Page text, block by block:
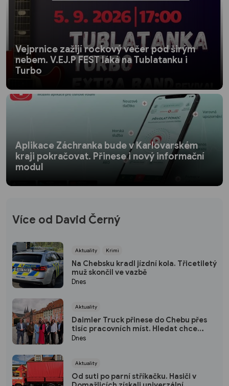
Vejprnice zažijí rockový večer pod širým
nebem. V.EJ.P FEST láká na Tublatanku i
Turbo
Aplikace Záchranka bude v Karlovarském
kraji pokračovat. Přinese i nový informační
modul
Více od David Černý
Aktuality Krimi
Na Chebsku kradl jízdní kola. Třicetiletý
muž skončil ve vazbě
Dnes
Aktuality
Daimler Truck přinese do Chebu přes
tisíc pracovních míst. Hledat chce
hlavně lidi z regionu
Dnes
Aktuality
Od suti po parní stříkačku. Hasiči v